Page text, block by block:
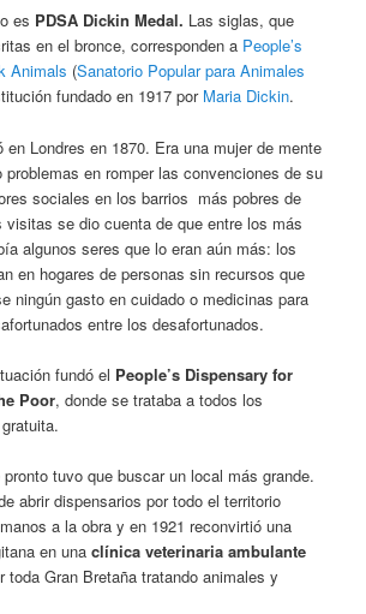
es PDSA Dickin Medal. Las siglas, que
en el bronce, corresponden a People’s
Animals (Sanatorio Popular para Animales
fundado en 1917 por Maria Dickin.
en Londres en 1870. Era una mujer de mente
problemas en romper las convenciones de su
sociales en los barrios más pobres de
visitas se dio cuenta de que entre los más
algunos seres que lo eran aún más: los
en hogares de personas sin recursos que
ningún gasto en cuidado o medicinas para
entre los desafortunados.
fundó el People’s Dispensary for
Poor, donde se trataba a todos los
tuvo que buscar un local más grande.
abrir dispensarios por todo el territorio
a la obra y en 1921 reconvirtió una
en unaclínica veterinaria ambulante
toda Gran Bretaña tratando animales y